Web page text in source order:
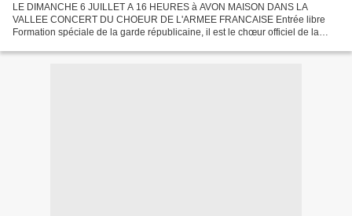
LE DIMANCHE 6 JUILLET A 16 HEURES à AVON MAISON DANS LA
VALLEE CONCERT DU CHOEUR DE L'ARMEE FRANCAISE Entrée libre
Formation spéciale de la garde républicaine, il est le chœur officiel de la